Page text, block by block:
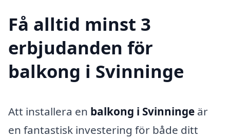
Få alltid minst 3
erbjudanden för
balkong i Svinninge
Att installera en balkong i Svinninge är
en fantastisk investering för både ditt